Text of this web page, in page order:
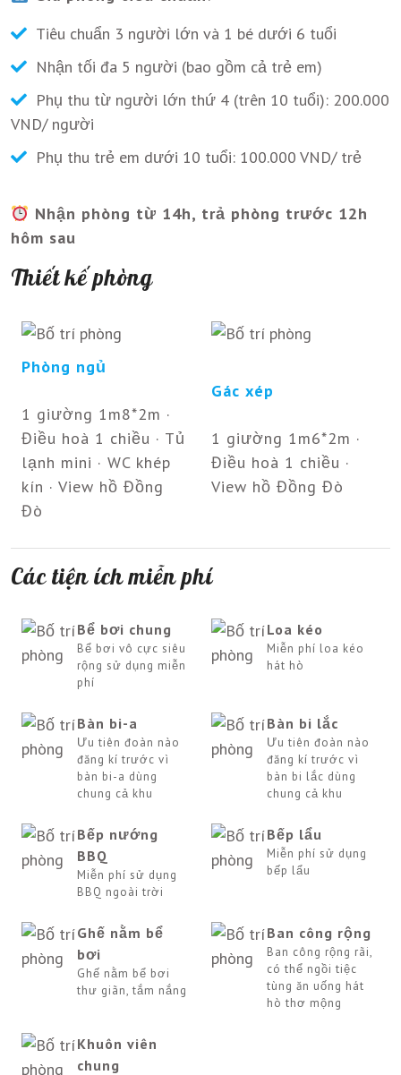
Tiêu chuẩn 3 người lớn và 1 bé dưới 6 tuổi
Nhận tối đa 5 người (bao gồm cả trẻ em)
Phụ thu từ người lớn thứ 4 (trên 10 tuổi): 200.000
VND/ người
Phụ thu trẻ em dưới 10 tuổi: 100.000 VND/ trẻ
Nhận phòng từ 14h, trả phòng trước 12h
hôm sau
Thiết kế phòng
Phòng ngủ
1 giường 1m8*2m ·
Điều hoà 1 chiều · Tủ
lạnh mini · WC khép
kín · View hồ Đồng
Đò
Gác xép
1 giường 1m6*2m ·
Điều hoà 1 chiều ·
View hồ Đồng Đò
Các tiện ích miễn phí
Bể bơi chung
Bể bơi vô cực siêu
rộng sử dụng miễn
phí
Loa kéo
Miễn phí loa kéo
hát hò
Bàn bi-a
Ưu tiên đoàn nào
đăng kí trước vì
bàn bi-a dùng
chung cả khu
Bàn bi lắc
Ưu tiên đoàn nào
đăng kí trước vì
bàn bi lắc dùng
chung cả khu
Bếp nướng
BBQ
Miễn phí sử dụng
BBQ ngoài trời
Bếp lẩu
Miễn phí sử dụng
bếp lẩu
Ghế nằm bể
bơi
Ghế nằm bể bơi
thư giãn, tắm nắng
Ban công rộng
Ban công rộng rãi,
có thể ngồi tiệc
tùng ăn uống hát
hò thơ mộng
Khuôn viên
chung